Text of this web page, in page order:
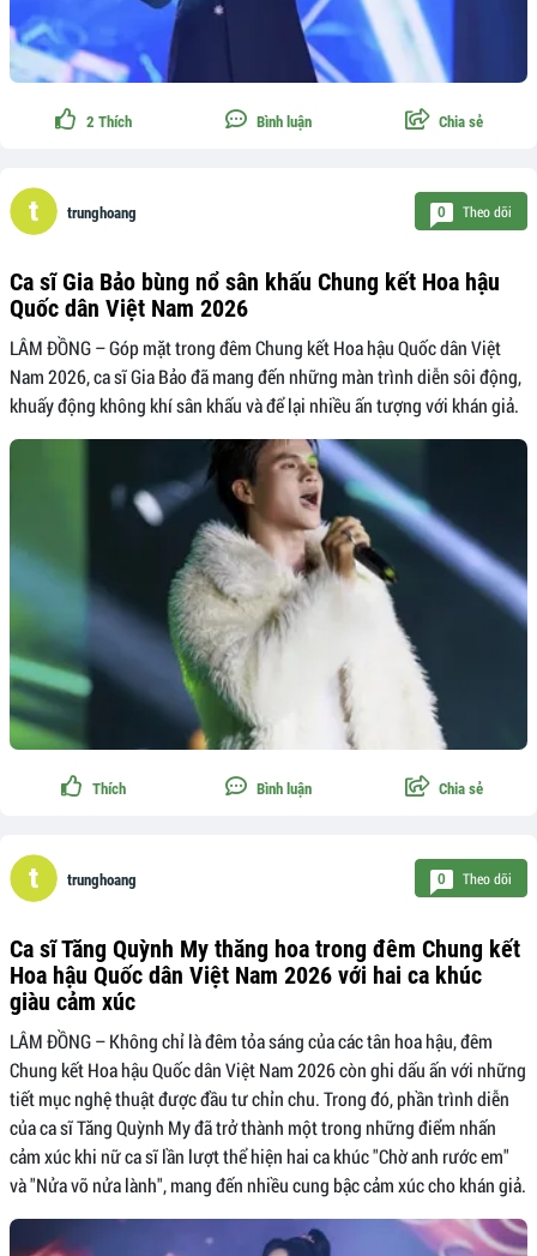
2 Thích Bình luận Chia sẻ
trunghoang 0 Theo dõi
Ca sĩ Gia Bảo bùng nổ sân khấu Chung kết Hoa hậu
Quốc dân Việt Nam 2026
LÂM ĐỒNG – Góp mặt trong đêm Chung kết Hoa hậu Quốc dân Việt
Nam 2026, ca sĩ Gia Bảo đã mang đến những màn trình diễn sôi động,
khuấy động không khí sân khấu và để lại nhiều ấn tượng với khán giả.
Thích Bình luận Chia sẻ
trunghoang 0 Theo dõi
Ca sĩ Tăng Quỳnh My thăng hoa trong đêm Chung kết
Hoa hậu Quốc dân Việt Nam 2026 với hai ca khúc
giàu cảm xúc
LÂM ĐỒNG – Không chỉ là đêm tỏa sáng của các tân hoa hậu, đêm
Chung kết Hoa hậu Quốc dân Việt Nam 2026 còn ghi dấu ấn với những
tiết mục nghệ thuật được đầu tư chỉn chu. Trong đó, phần trình diễn
của ca sĩ Tăng Quỳnh My đã trở thành một trong những điểm nhấn
cảm xúc khi nữ ca sĩ lần lượt thể hiện hai ca khúc "Chờ anh rước em"
và "Nửa vỡ nửa lành", mang đến nhiều cung bậc cảm xúc cho khán giả.